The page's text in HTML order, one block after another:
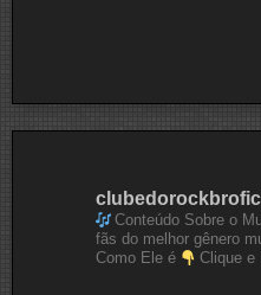
Conteúdo Sobre o
fãs do melhor gênero
Como Ele é
Clique e